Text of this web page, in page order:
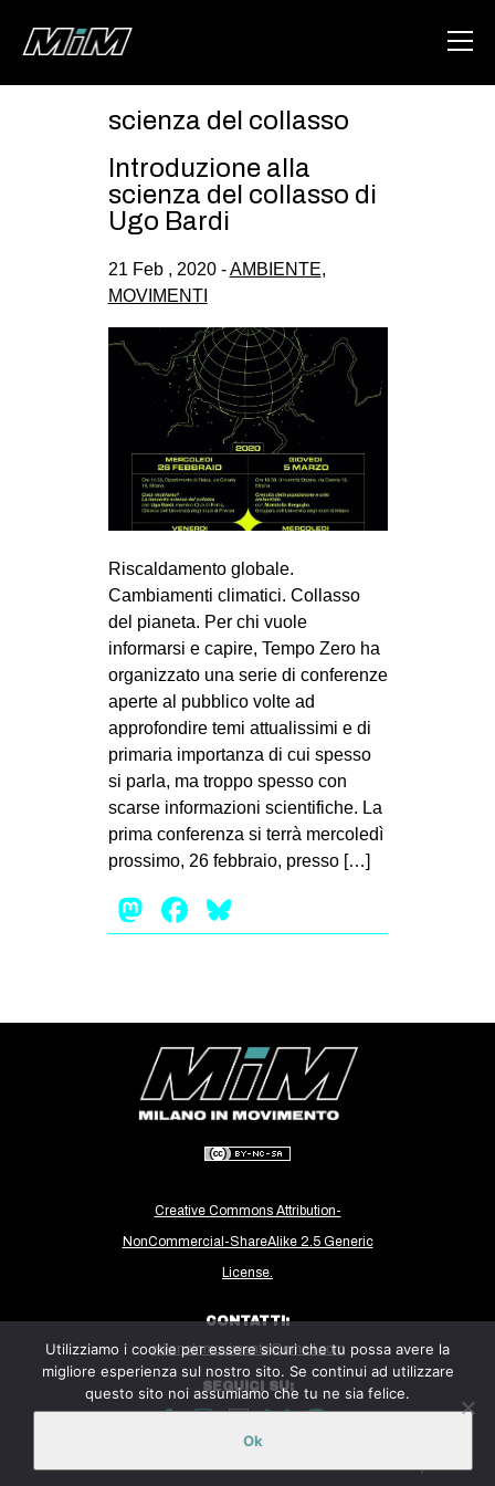
ABOUT
DEGENERAZIONE
CSOA LAMBRETTA
MSM
STUDENTI TSUNAMI
MILANO
SPAZI
SPORT POPOLARE
MOVIMENTI
AMBIENTE
DIRITTO ALL’ABITARE
GENERI
MIGRAZIONI
REPRESSIONE
ARTE
CINEMA
MANIFESTI
MUSICA
INTERNAZIONALE
AFRICA
AMERICHE
ESTREMO ORIENTE
EUROPA
MEDIO ORIENTE
MONDO
scienza del collasso
Introduzione alla
scienza del collasso di
Ugo Bardi
21 Feb , 2020 -AMBIENTE,
MOVIMENTI
Riscaldamento globale.
Cambiamenti climatici. Collasso
del pianeta. Per chi vuole
informarsi e capire, Tempo Zero ha
organizzato una serie di conferenze
aperte al pubblico volte ad
approfondire temi attualissimi e di
primaria importanza di cui spesso
si parla, ma troppo spesso con
scarse informazioni scientifiche. La
prima conferenza si terrà mercoledì
prossimo, 26 febbraio, presso […]
Mastodon
Facebook
Creative Commons Attribution-
NonCommercial-ShareAlike 2.5 Generic
License.
CONTATTI:
milanoinmovimento@gmail.com
SEGUICI SU:
Utilizziamo i cookie per essere sicuri che tu possa avere la
migliore esperienza sul nostro sito. Se continui ad utilizzare
questo sito noi assumiamo che tu ne sia felice.
Ok